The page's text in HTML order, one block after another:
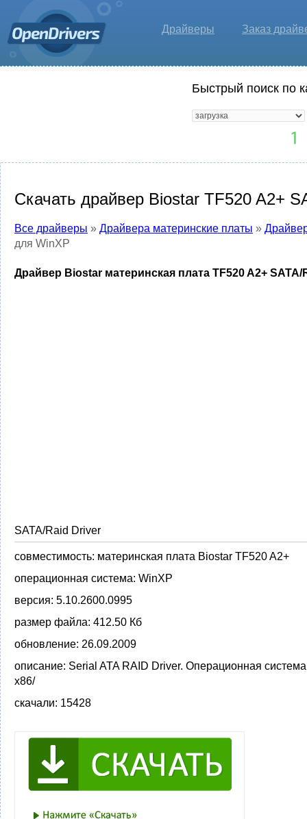
Драйверы Заказ
Быстрый поиск по
Скачать драйвер Biostar TF520 A2+
Все драйверы » Драйвера материнские платы »
для WinXP
Драйвер Biostar материнская плата TF520 A2+ SATA/
SATA/Raid Driver
совместимость: материнская плата Biostar TF520 A2+
операционная система: WinXP
версия: 5.10.2600.0995
размер файла: 412.50 Кб
обновление: 26.09.2009
описание: Serial ATA RAID Driver. Операционная
x86/
скачали: 15428